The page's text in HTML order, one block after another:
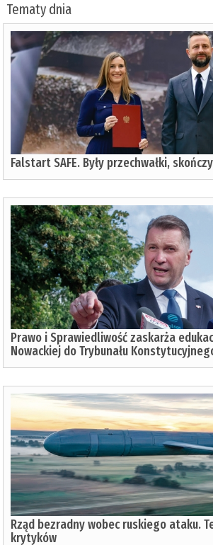
Tematy dnia
Falstart SAFE. Były przechwałki,
Prawo i Sprawiedliwość zaskarża
Nowackiej do Trybunału
Rząd bezradny wobec ruskiego ataku.
krytyków